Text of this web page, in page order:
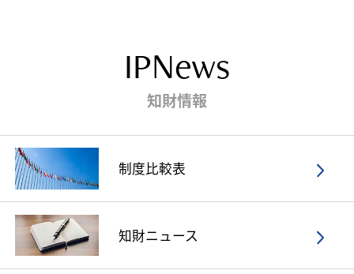
IPNews
知財情報
制度比較表
知財ニュース